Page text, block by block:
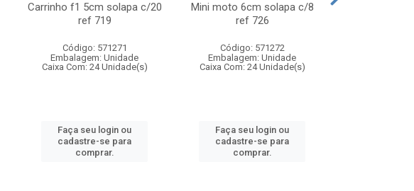
Carrinho f1 5cm solapa c/20
ref 719
Código: 571271
Embalagem: Unidade
Caixa Com: 24 Unidade(s)
Faça seu login ou
cadastre-se para
comprar.
Mini moto 6cm solapa c/8
ref 726
Código: 571272
Embalagem: Unidade
Caixa Com: 24 Unidade(s)
Faça seu login ou
cadastre-se para
comprar.